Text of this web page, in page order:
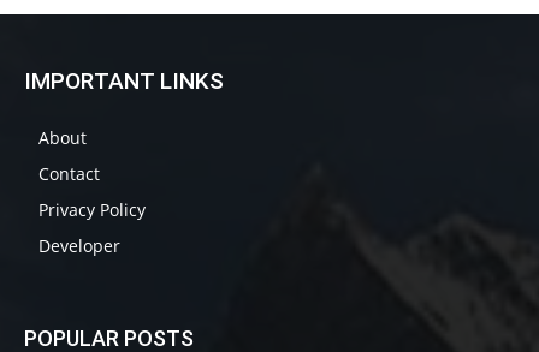
IMPORTANT LINKS
About
Contact
Privacy Policy
Developer
POPULAR POSTS